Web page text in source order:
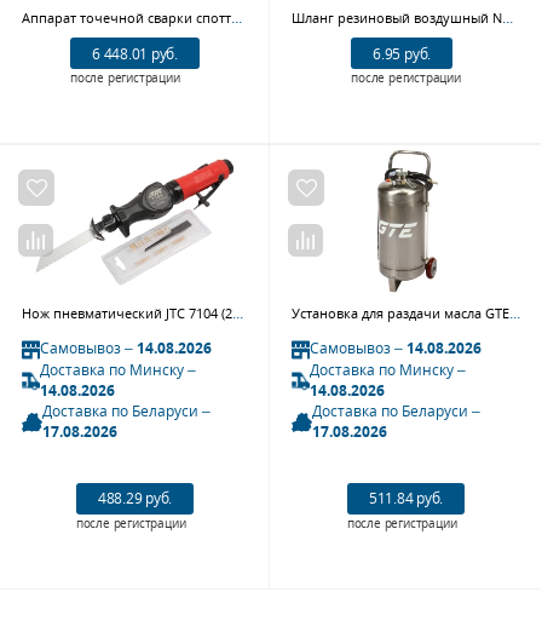
Аппарат точечной сварки споттер c клещами 380В NORDBERG WS10
6 448.01 руб.
после регистрации
Шланг резиновый воздушный NORDBERG H1220NBR, ?12х20 мм, 1 м
6.95 руб.
после регистрации
Нож пневматический JTC 7104 (235 мм, 5000 об/мин)
Самовывоз –14.08.2026
Доставка по Минску –
14.08.2026
Доставка по Беларуси –
17.08.2026
488.29 руб.
после регистрации
Установка для раздачи масла GTE T14104, пневматическая, 24 литра
Самовывоз –14.08.2026
Доставка по Минску –
14.08.2026
Доставка по Беларуси –
17.08.2026
511.84 руб.
после регистрации